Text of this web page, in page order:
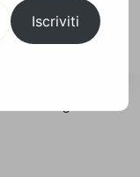
Iscriviti